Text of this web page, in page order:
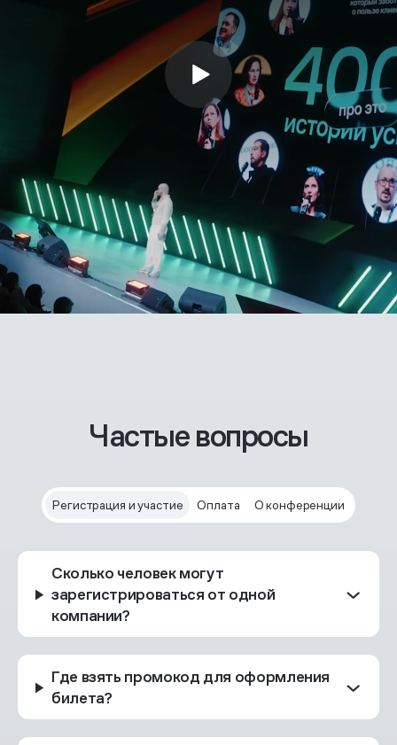
Частые вопросы
Регистрация и участие Оплата О конференции
Сколько человек могут
зарегистрироваться от одной
компании?
Где взять промокод для оформления
билета?